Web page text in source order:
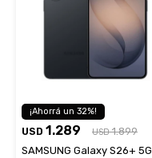
32
USD 1.289 USD 1.899
SAMSUNG Galaxy S26+ 5G